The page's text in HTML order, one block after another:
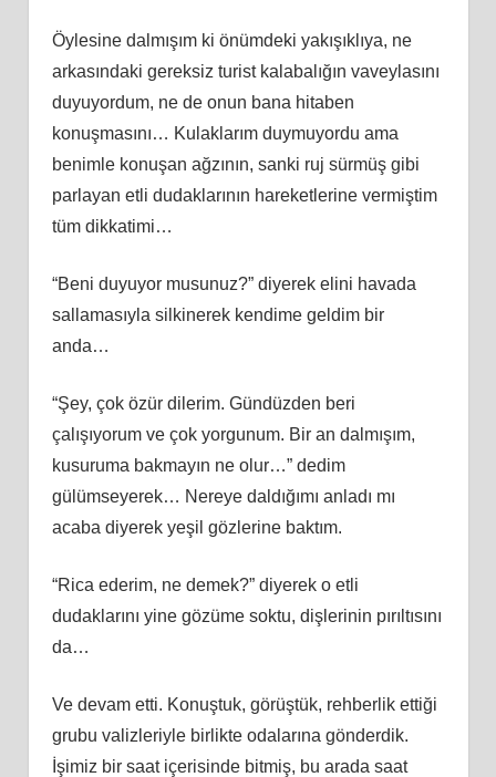
Öylesine dalmışım ki önümdeki yakışıklıya, ne
arkasındaki gereksiz turist kalabalığın vaveylasını
duyuyordum, ne de onun bana hitaben
konuşmasını… Kulaklarım duymuyordu ama
benimle konuşan ağzının, sanki ruj sürmüş gibi
parlayan etli dudaklarının hareketlerine vermiştim
tüm dikkatimi…
“Beni duyuyor musunuz?” diyerek elini havada
sallamasıyla silkinerek kendime geldim bir
anda…
“Şey, çok özür dilerim. Gündüzden beri
çalışıyorum ve çok yorgunum. Bir an dalmışım,
kusuruma bakmayın ne olur…” dedim
gülümseyerek… Nereye daldığımı anladı mı
acaba diyerek yeşil gözlerine baktım.
“Rica ederim, ne demek?” diyerek o etli
dudaklarını yine gözüme soktu, dişlerinin pırıltısını
da…
Ve devam etti. Konuştuk, görüştük, rehberlik ettiği
grubu valizleriyle birlikte odalarına gönderdik.
İşimiz bir saat içerisinde bitmiş, bu arada saat